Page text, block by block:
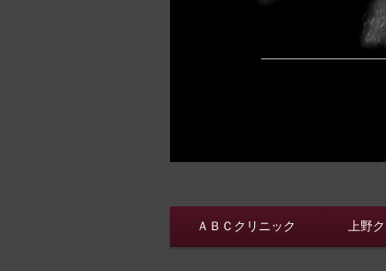
コンテンツへ移動
ＡＢＣクリニック 上野